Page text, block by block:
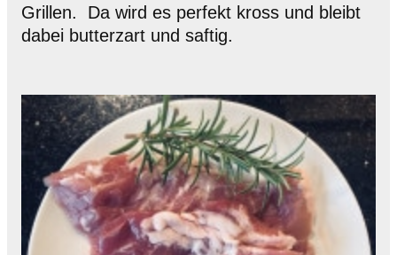
Grillen. Da wird es perfekt kross und bleibt
dabei butterzart und saftig.